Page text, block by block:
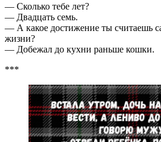
— Сколько тебе лет?
— Двадцать семь.
— А какое достижение ты считаешь
жизни?
— Добежал до кухни раньше кошки.
***